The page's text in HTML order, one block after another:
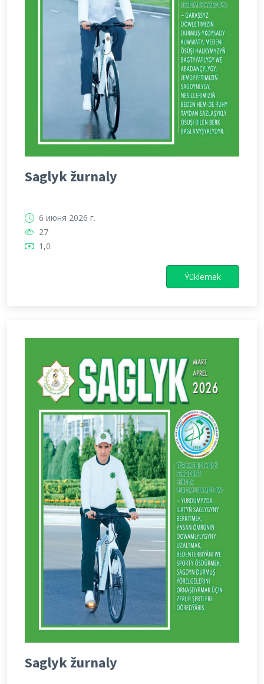
Saglyk žurnaly
6 июня 2026 г.
27
1,0
Ýüklemek
Saglyk žurnaly